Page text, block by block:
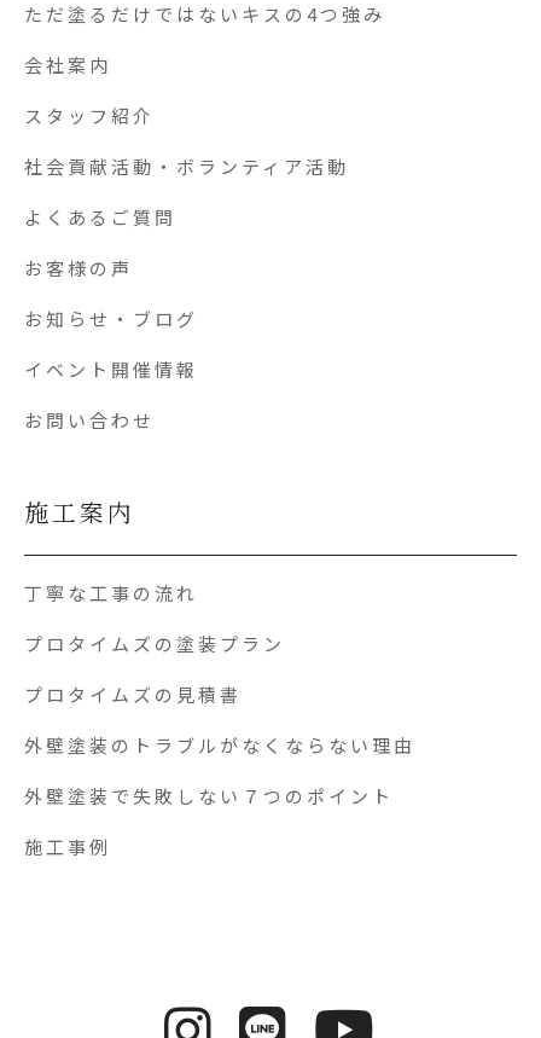
ただ塗るだけではないキスの4つ強み
会社案内
スタッフ紹介
社会貢献活動・ボランティア活動
よくあるご質問
お客様の声
お知らせ・ブログ
イベント開催情報
お問い合わせ
施工案内
丁寧な工事の流れ
プロタイムズの塗装プラン
プロタイムズの見積書
外壁塗装のトラブルがなくならない理由
外壁塗装で失敗しない７つのポイント
施工事例